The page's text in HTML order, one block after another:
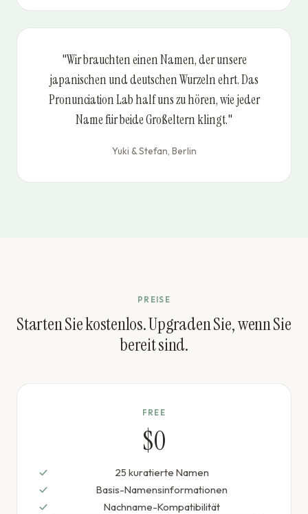
"Wir brauchten einen Namen, der unsere
japanischen und deutschen Wurzeln ehrt. Das
Pronunciation Lab half uns zu hören, wie jeder
Name für beide Großeltern klingt."
Yuki & Stefan, Berlin
PREISE
Starten Sie kostenlos. Upgraden Sie, wenn Sie
bereit sind.
FREE
$0
25 kuratierte Namen
Basis-Namensinformationen
Nachname-Kompatibilität